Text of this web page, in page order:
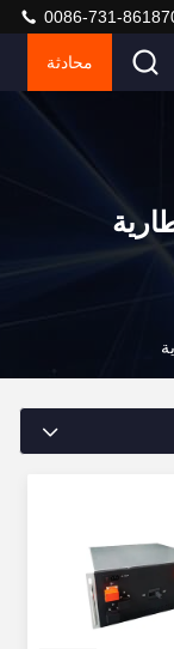
0086-731-
محادثة